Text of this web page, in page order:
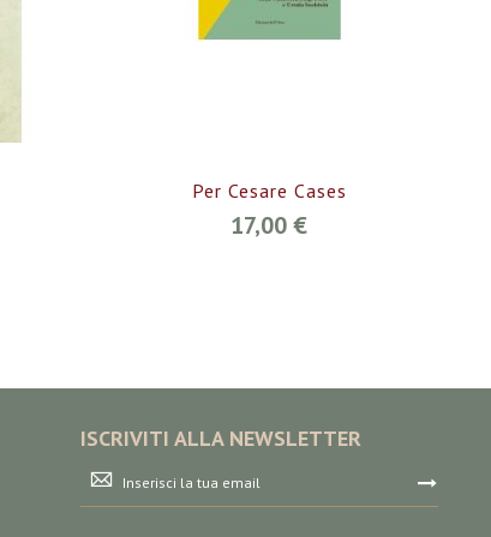
Per Cesare Cases
17,00 €
ISCRIVITI ALLA NEWSLETTER
Iscriviti
alla
nostra